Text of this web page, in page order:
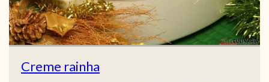
Creme rainha